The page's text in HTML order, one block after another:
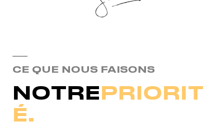
CE QUE NOUS FAISONS
NOTRE PRIORIT
É.